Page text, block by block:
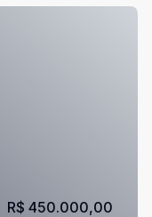
R$ 450.000,00